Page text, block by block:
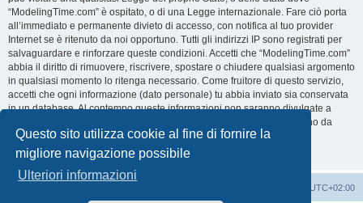
Questo sito utilizza cookie al fine di fornire la
migliore navigazione possibile
Ulteriori informazioni
“ModelingTime.com” è ospitato, o di una Legge internazionale. Fare ciò porta
all’immediato e permanente divieto di accesso, con notifica al tuo provider
Internet se è ritenuto da noi opportuno. Tutti gli indirizzi IP sono registrati per
salvaguardare e rinforzare queste condizioni. Accetti che “ModelingTime.com”
abbia il diritto di rimuovere, riscrivere, spostare o chiudere qualsiasi argomento
in qualsiasi momento lo ritenga necessario. Come fruitore di questo servizio,
accetti che ogni informazione (dato personale) tu abbia inviato sia conservata
in un database. Al contempo queste informazioni non saranno divulgate a
nessuno senza il tuo consenso, né “ModelingTime.com” o phpBB sono da
ritenersi responsabili per qualsiasi violazione al sistema che possa
compromettere queste informazioni.
UTC+02:00